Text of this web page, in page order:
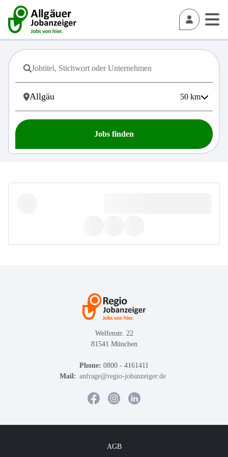
50 km
Jobs finden
Welfenstr. 22
81541 München
Phone: 0800 - 4161411
Mail: anfrage@regio-jobanzeiger.de
AGB